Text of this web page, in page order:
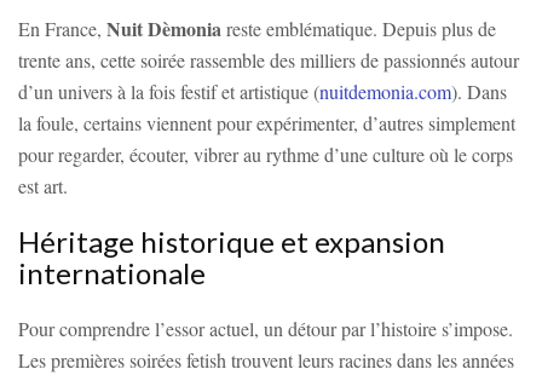
En France, Nuit Dèmoniareste emblématique. Depuis plus de
trente ans, cette soirée rassemble des milliers de passionnés autour
d’un univers à la fois festif et artistique (nuitdemonia.com). Dans
la foule, certains viennent pour expérimenter, d’autres simplement
pour regarder, écouter, vibrer au rythme d’une culture où le corps
est art.
Héritage historique et expansion
internationale
Pour comprendre l’essor actuel, un détour par l’histoire s’impose.
Les premières soirées fetish trouvent leurs racines dans les années